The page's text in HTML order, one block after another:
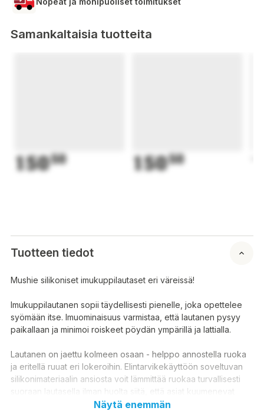
Samankaltaisia tuotteita
15050 15050
Tuotteen tiedot
Mushie silikoniset imukuppilautaset eri väreissä!
Imukuppilautanen sopii täydellisesti pienelle, joka opettelee
syömään itse. Imuominaisuus varmistaa, että lautanen pysyy
paikallaan ja minimoi roiskeet pöydän ympärillä ja lattialla.
Lautanen on jaettu kolmeen osaan - helppo annostella ruoka
ja eritellä ruuat eri lokeroihin. Elintarvikekäyttöön soveltuvan
silikonimateriaalin ansiosta voit lämmittää ruokaa turvallisesti
suoraan lautasella ilman huolta siitä, että asiat kuumenevat
Näytä enemmän